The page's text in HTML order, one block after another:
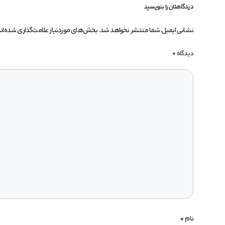
دیدگاهتان را بنویسید
نشانی ایمیل شما منتشر نخواهد شد.بخش‌های موردنیاز علامت‌گذاری
دیدگاه*
نام*